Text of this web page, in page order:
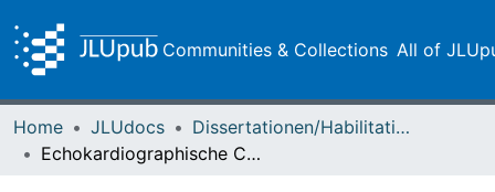
Communities & Collections All of
Home JLUdocs
Dissertationen/Habilitationen
Echokardiographische Charakterisierung und microRNA Profil im Mausmodell für Angiotensin II-induzierte Herzinsuffizienz mit erhaltener Ejektionsfraktion